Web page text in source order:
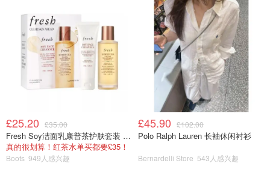
图片来源于@Y Live，版权属于原作者
£25.20 £35.00
Fresh Soy洁面乳康普茶护肤套装 100ml
真的很划算！红茶水单买都要£35！
Boots 949人感兴趣
£45.90 £102.00
Polo Ralph Lauren 长袖休闲衬衫
Bernardelli Store 543人感兴趣